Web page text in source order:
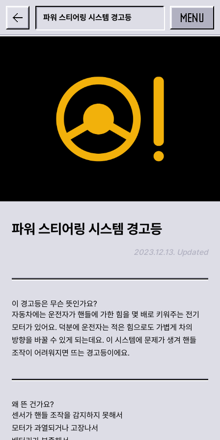
MENU
파워 스티어링 시스템 경고등
파워 스티어링 시스템 경고등
2023.12.13. Updated
이 경고등은 무슨 뜻인가요?
자동차에는 운전자가 핸들에 가한 힘을 몇 배로 키워주는 전기
모터가 있어요. 덕분에 운전자는 적은 힘으로도 가볍게 차의
방향을 바꿀 수 있게 되는데요. 이 시스템에 문제가 생겨 핸들
조작이 어려워지면 뜨는 경고등이에요.
왜 뜬 건가요?
센서가 핸들 조작을 감지하지 못해서
모터가 과열되거나 고장나서
링크 복사하기